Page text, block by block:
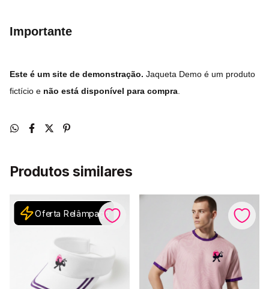
Importante
Este é um site de demonstração. Jaqueta Demo é um produto
fictício e não está disponível para compra
Produtos similares
Oferta Relâmpago
Oferta Relâmpago